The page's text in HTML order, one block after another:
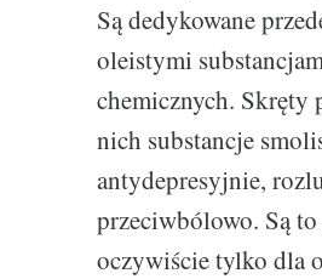
Są dedykowane
oleistymi
chemicznych. Skręty
nich substancje
antydepresyjnie,
przeciwbólowo. Są
oczywiście tylko dla